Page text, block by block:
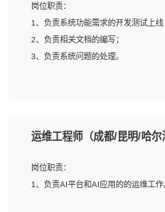
2、精通linux命令。
3、熟悉oracle、mysql 数据库。
4、善于沟通，具有良好的团队合作精
5、必须有实际的生产环境系统维护经
岗位职责：
1、负责系统功能需求的开发测试上线
2、负责相关文档的编写；
3、负责系统问题的处理。
2、熟悉linux命令；
4、熟练使用oracle、mysql进行开发；
5、熟悉流程开发如使用activiti；
运维工程师（成都/昆明/哈尔
岗位职责：
1、负责AI平台和AI应用的的运维工作